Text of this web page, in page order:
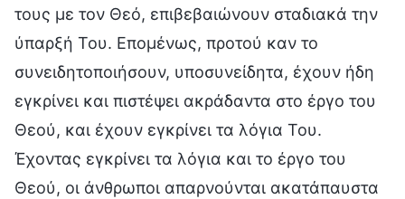
τους με τον Θεό, επιβεβαιώνουν σταδιακά την
ύπαρξή Του. Επομένως, προτού καν το
συνειδητοποιήσουν, υποσυνείδητα, έχουν ήδη
εγκρίνει και πιστέψει ακράδαντα στο έργο του
Θεού, και έχουν εγκρίνει τα λόγια Του.
Έχοντας εγκρίνει τα λόγια και το έργο του
Θεού, οι άνθρωποι απαρνούνται ακατάπαυστα